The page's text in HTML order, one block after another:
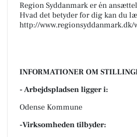
Region Syddanmark er én
Hvad det betyder for dig kan du
http://www.regionsyddanmark.dk/
INFORMATIONER OM
- Arbejdspladsen ligger i:
Odense Kommune
-Virksomheden tilbyder: